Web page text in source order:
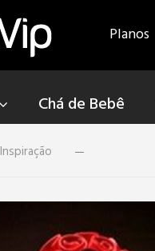
Planos
Chá de Bebê
Inspiração